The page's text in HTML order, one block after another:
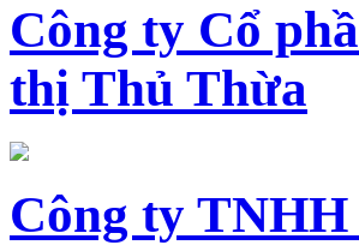
Công ty Cổ
thị Thủ Thừa
Công ty